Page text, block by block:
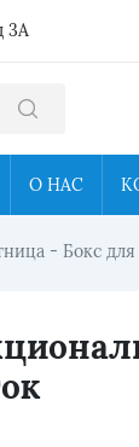
3А
О НАС
- Бокс для